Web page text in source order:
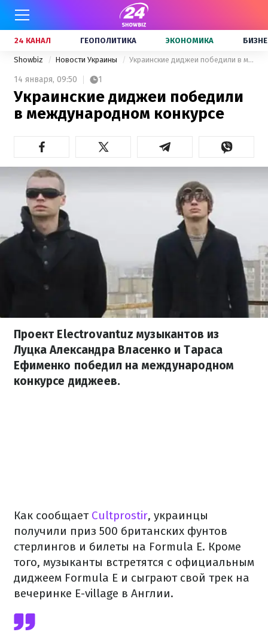
24 КАНАЛ ГЕОПОЛИТИКА ЭКОНОМИКА
Showbiz Новости Украины Украинские диджеи победили в международном конкурсе
14 января, 09:50 1
Украинские диджеи победили
в международном конкурсе
Проект Electrovantuz музыкантов из
Луцка Александра Власенко и Тараса
Ефименко победил на международном
конкурсе диджеев.
Как сообщает Cultprostir, украинцы
получили приз 500 британских фунтов
стерлингов и билеты на Formula E. Кроме
того, музыканты встретятся с официальным
диджеем Formulа E и сыграют свой трек на
вечеринке E-village в Англии.